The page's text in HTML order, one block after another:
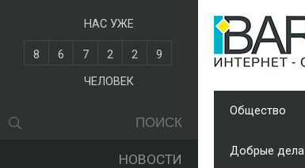
НАС УЖЕ
8 6 7 2 2
9
ЧЕЛОВЕК
НОВОСТИ
Общество
Добрые дела